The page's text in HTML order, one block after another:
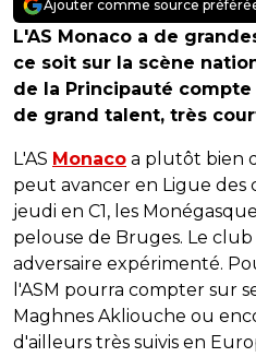
Ajouter comme source
L'AS Monaco a de
ce soit sur la scène
de la Principauté
de grand talent, très
L'AS Monaco a plutôt bien
peut avancer en Ligue des
jeudi en C1, les
pelouse de Bruges. Le
adversaire expérimenté.
l'ASM pourra compter sur
Maghnes Akliouche ou
d'ailleurs très suivis en